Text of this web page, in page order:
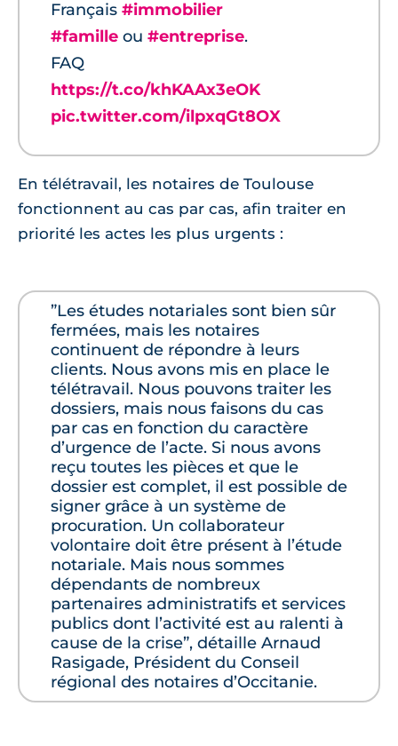
Français #immobilier
#famille ou #entreprise.
FAQ
https://t.co/khKAAx3eOK
pic.twitter.com/ilpxqGt8OX
En télétravail, les notaires de Toulouse
fonctionnent au cas par cas, afin traiter en
priorité les actes les plus urgents :
”Les études notariales sont bien sûr
fermées, mais les notaires
continuent de répondre à leurs
clients. Nous avons mis en place le
télétravail. Nous pouvons traiter les
dossiers, mais nous faisons du cas
par cas en fonction du caractère
d’urgence de l’acte. Si nous avons
reçu toutes les pièces et que le
dossier est complet, il est possible de
signer grâce à un système de
procuration. Un collaborateur
volontaire doit être présent à l’étude
notariale. Mais nous sommes
dépendants de nombreux
partenaires administratifs et services
publics dont l’activité est au ralenti à
cause de la crise”, détaille Arnaud
Rasigade, Président du Conseil
régional des notaires d’Occitanie.